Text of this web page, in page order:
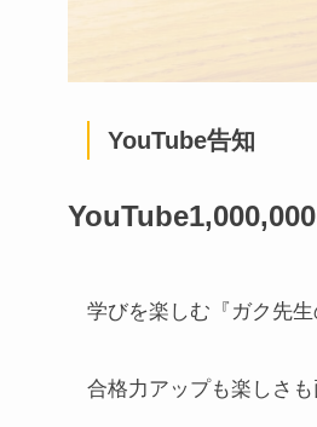
YouTube告知
学びを楽しむ『ガク先
合格力アップも楽しさ